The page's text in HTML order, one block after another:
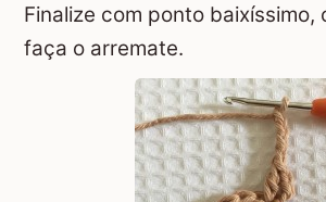
Finalize com ponto baixíssimo,
faça o arremate.